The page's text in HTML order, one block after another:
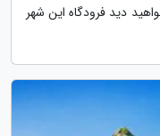
دید فرودگاه این شهر